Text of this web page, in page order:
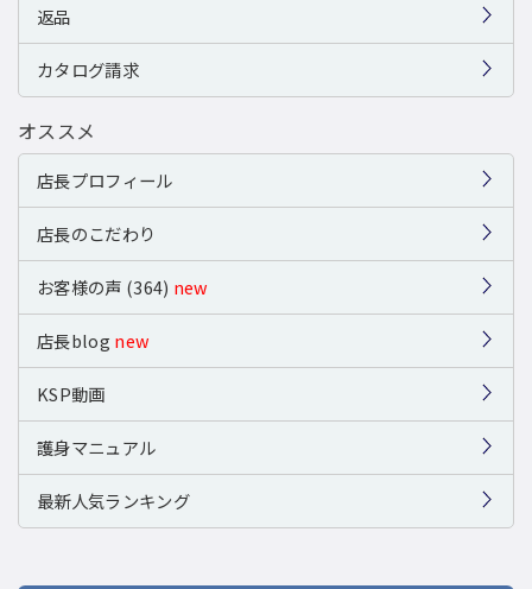
返品
カタログ請求
オススメ
店長プロフィール
店長のこだわり
お客様の声 (364) new
店長blog new
KSP動画
護身マニュアル
最新人気ランキング